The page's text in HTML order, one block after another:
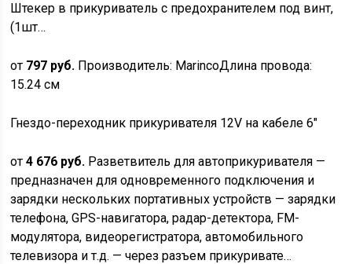
Штекер в прикуриватель с предохранителем под винт,
(1шт…
от 797 руб. Производитель: MarincoДлина провода:
15.24 см
Гнездо-переходник прикуривателя 12V на кабеле 6″
от4 676 руб. Разветвитель для автоприкуривателя —
предназначен для одновременного подключения и
зарядки нескольких портативных устройств — зарядки
телефона, GPS-навигатора, радар-детектора, FM-
модулятора, видеорегистратора, автомобильного
телевизора и т.д. — через разъем прикуривате…